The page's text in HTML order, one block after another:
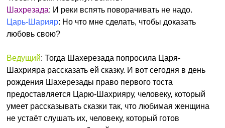
Шахрезада: И реки вспять поворачивать не надо.
Царь-Шарияр: Но что мне сделать, чтобы доказать
любовь свою?
Ведущий: Тогда Шахерезада попросила Царя-
Шахрияра рассказать ей сказку. И вот сегодня в день
рождения Шахерезады право первого тоста
предоставляется Царю-Шахрияру, человеку, который
умеет рассказывать сказки так, что любимая женщина
не устаёт слушать их, человеку, который готов